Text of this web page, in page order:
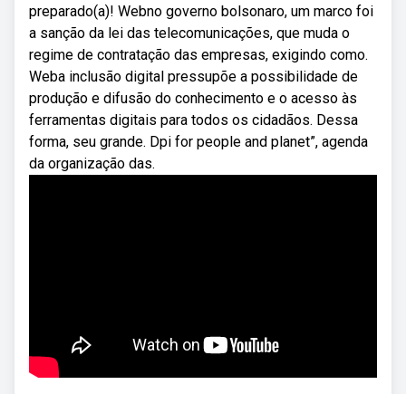
preparado(a)! Webno governo bolsonaro, um marco foi
a sanção da lei das telecomunicações, que muda o
regime de contratação das empresas, exigindo como.
Weba inclusão digital pressupõe a possibilidade de
produção e difusão do conhecimento e o acesso às
ferramentas digitais para todos os cidadãos. Dessa
forma, seu grande. Dpi for people and planet”, agenda
da organização das.